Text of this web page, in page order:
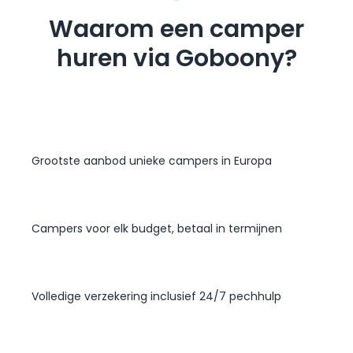
Waarom een camper
huren via Goboony?
Grootste aanbod unieke campers in Europa
Campers voor elk budget, betaal in termijnen
Volledige verzekering inclusief 24/7 pechhulp